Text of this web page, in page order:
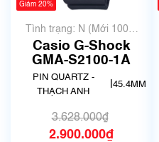
Giảm 20%
Tình trạng: N (Mới 100%
chưa qua sử dụng)
Casio G-Shock
GMA-S2100-1A
PIN QUARTZ -
THẠCH ANH
45.4MM
3.628.000₫
2.900.000₫